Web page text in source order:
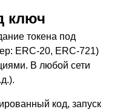
ключ
токена под
ERC-20, ERC-721)
В любой сети
код, запуск